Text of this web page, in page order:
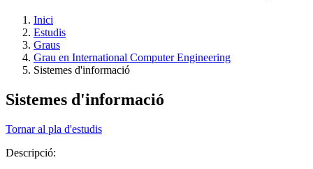
Inici
Estudis
Graus
Grau en International Computer Engineering
Sistemes d'informació
Sistemes d'informació
Tornar al pla d'estudis
Descripció: